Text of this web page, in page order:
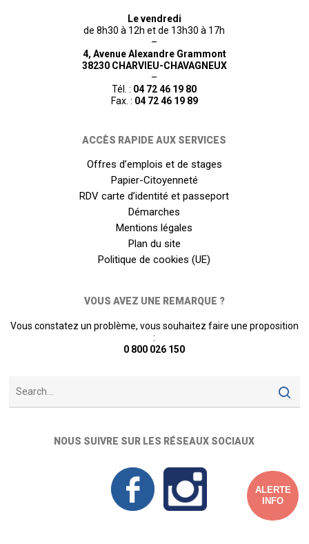
Le vendredi
de 8h30 à 12h et de 13h30 à 17h
–
4, Avenue Alexandre Grammont
38230 CHARVIEU-CHAVAGNEUX
–
Tél. : 04 72 46 19 80
Fax. : 04 72 46 19 89
ACCÈS RAPIDE AUX SERVICES
Offres d’emplois et de stages
Papier-Citoyenneté
RDV carte d’identité et passeport
Démarches
Mentions légales
Plan du site
Politique de cookies (UE)
VOUS AVEZ UNE REMARQUE ?
Vous constatez un problème, vous souhaitez faire une proposition
:
0 800 026 150
NOUS SUIVRE SUR LES RÉSEAUX SOCIAUX
ALERTE
INFO